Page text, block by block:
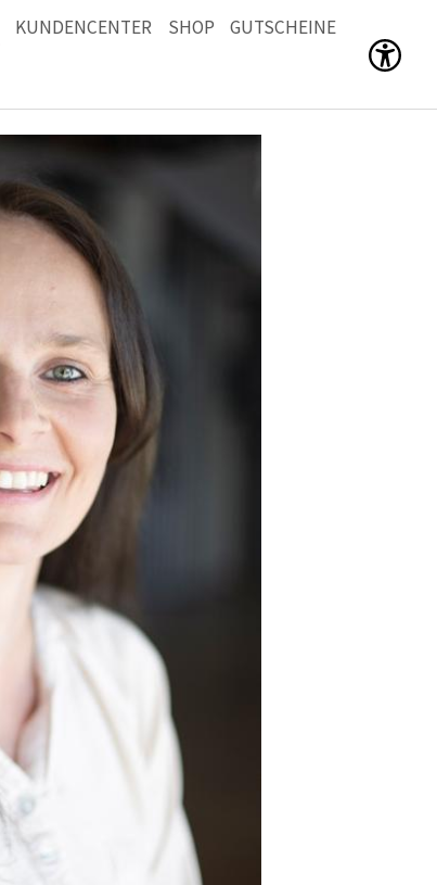
KUNDENCENTER SHOP GUTSCHEINE